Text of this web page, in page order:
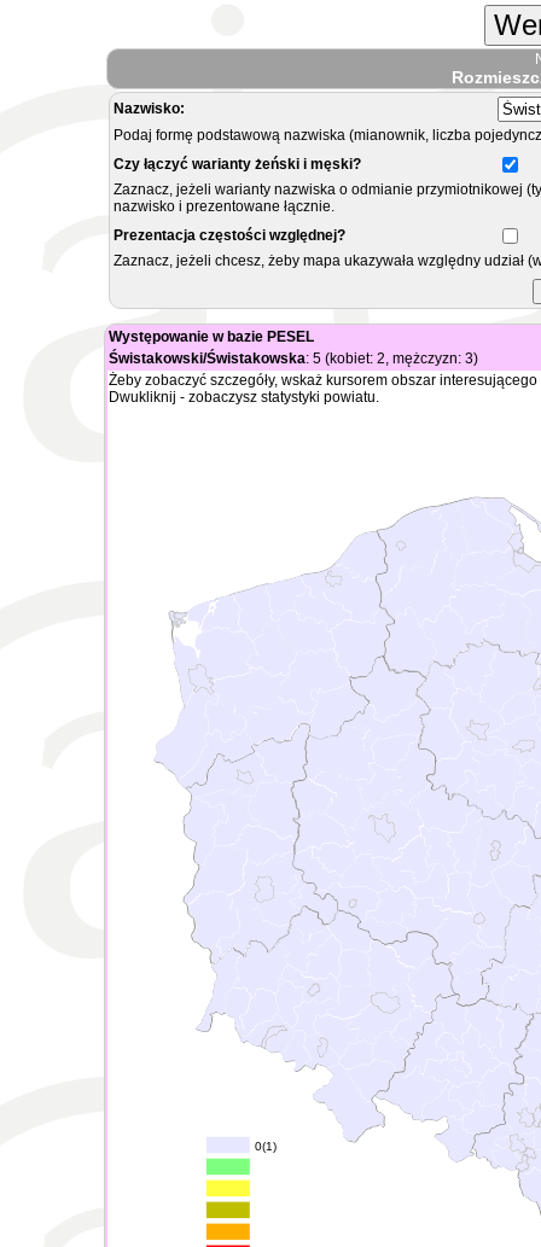
Nazwisko:
Podaj formę podstawową nazwiska (mianownik, liczba
Czy łączyć warianty żeński i męski?
Zaznacz, jeżeli warianty nazwiska o odmianie przymiotnikowej
nazwisko i prezentowane łącznie.
Prezentacja częstości względnej?
Zaznacz, jeżeli chcesz, żeby mapa ukazywała względny
Występowanie w bazie PESEL
Świstakowski/Świstakowska: 5 (kobiet: 2, mężczyzn: 3)
Żeby zobaczyć szczegóły, wskaż kursorem obszar
Dwukliknij - zobaczysz statystyki powiatu.
0(1)